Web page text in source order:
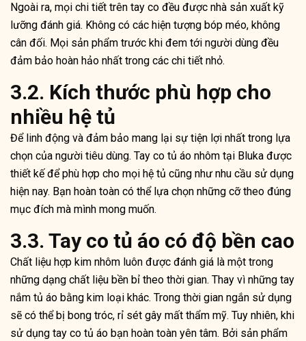
Ngoài ra, mọi chi tiết trên tay co đều được nhà sản xuất kỹ
lưỡng đánh giá. Không có các hiện tượng bóp méo, không
cân đối. Mọi sản phẩm trước khi đem tới người dùng đều
đảm bảo hoàn hảo nhất trong các chi tiết nhỏ.
3.2. Kích thước phù hợp cho
nhiều hệ tủ
Để linh động và đảm bảo mang lại sự tiện lợi nhất trong lựa
chọn của người tiêu dùng. Tay co tủ áo nhôm tại Bluka được
thiết kế để phù hợp cho mọi hệ tủ cũng như nhu cầu sử dụng
hiện nay. Bạn hoàn toàn có thể lựa chọn những cỡ theo đúng
mục đích mà mình mong muốn.
3.3. Tay co tủ áo có độ bền cao
Chất liệu hợp kim nhôm luôn được đánh giá là một trong
những dạng chất liệu bền bỉ theo thời gian. Thay vì những tay
nắm tủ áo bằng kim loại khác. Trong thời gian ngắn sử dụng
sẽ có thể bị bong tróc, rỉ sét gây mất thẩm mỹ. Tuy nhiên, khi
sử dụng tay co tủ áo bạn hoàn toàn yên tâm. Bởi sản phẩm